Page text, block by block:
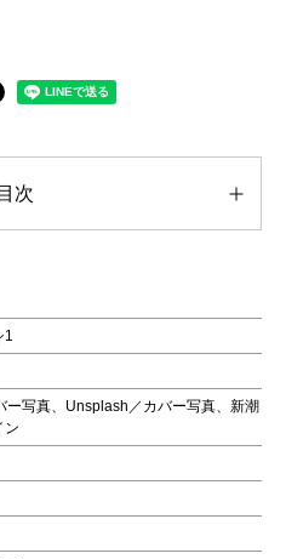
目次
1
ー写真、Unsplash／カバー写真、新潮
ン